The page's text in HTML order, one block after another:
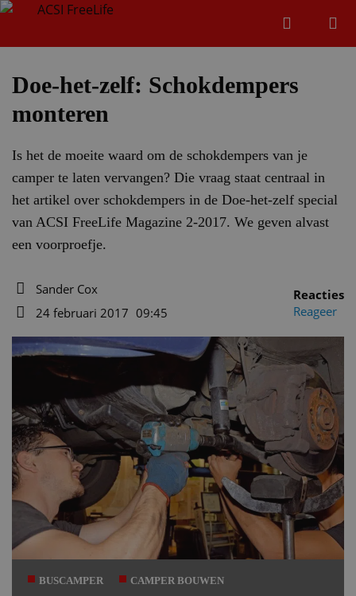
Doe-het-zelf: Schokdempers
monteren
Is het de moeite waard om de schokdempers van je
camper te laten vervangen? Die vraag staat centraal in
het artikel over schokdempers in de Doe-het-zelf special
van ACSI FreeLife Magazine 2-2017. We geven alvast
een voorproefje.
Auteur
Sander Cox
24 februari 2017 09:45
Reacties
Reageer
BUSCAMPER CAMPER BOUWEN